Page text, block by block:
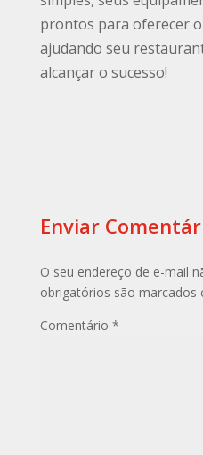
prontos para oferecer
ajudando seu
alcançar o sucesso!
Enviar
O seu endereço de e-mail
obrigatórios são marcados
Comentário *